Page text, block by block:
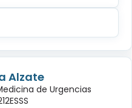
Alzate
de Urgencias